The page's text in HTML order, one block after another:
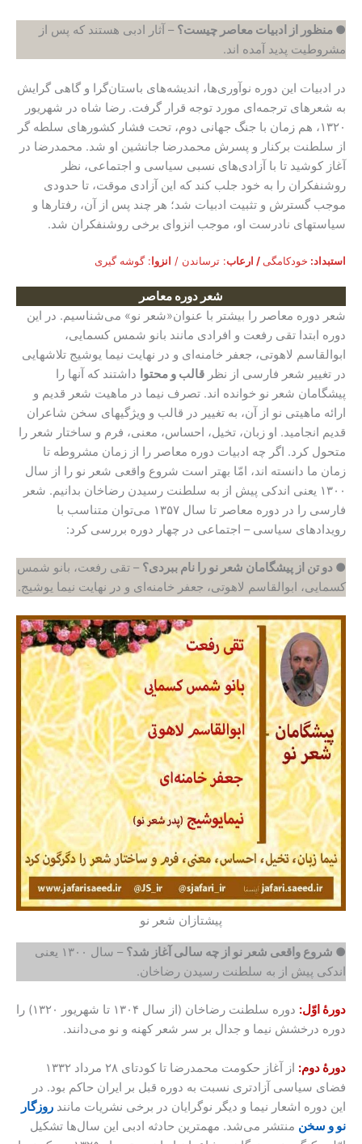
● منظور از ادبیات معاصر چیست؟ – آثار ادبی هستند که پس از
مشروطیت پدید آمده اند.
در ادبیات این دوره نوآوری‌ها، اندیشه‌های باستان‌گرا و گاهی گرایش
به شعرهای ترجمه‌‌ای مورد توجه قرار گرفت. رضا شاه در شهریور
۱۳۲۰، هم زمان با جنگ جهانی دوم، تحت فشار کشورهای سلطه گر
از سلطنت برکنار و پسرش محمدرضا جانشین او شد. محمدرضا در
آغاز کوشید تا با آزادی‌های نسبی سیاسی و اجتماعی، نظر
روشنفکران را به خود جلب کند که این آزادی موقت، تا حدودی
موجب گسترش و تثبیت ادبیات شد؛ هر چند پس از آن، رفتارها و
سیاستهای نادرست او، موجب انزوای برخی روشنفکران شد.
استبداد: خودکامگی / ارعاب: ترساندن / انزوا: گوشه گیری
شعر دوره معاصر
شعر دوره معاصر را بیشتر با عنوان«شعر نو» می‌شناسیم. در این
دوره ابتدا تقی رفعت و افرادی مانند بانو شمس کسمایی،
ابوالقاسم لاهوتی، جعفر خامنه‌‌ای و در نهایت نیما یوشیج تلاشهایی
در تغییر شعر فارسی از نظر قالب و محتوا داشتند که آنها را
پیشگامان شعر نو خوانده اند. تصرف نیما در ماهیت شعر قدیم و
ارائه ماهیتی نو از آن، به تغییر در قالب و ویژگیهای سخن شاعران
قدیم انجامید. او زبان، تخیل، احساس، معنی، فرم و ساختار شعر را
متحول کرد. اگر چه ادبیات دوره معاصر را از زمان مشروطه تا
زمان ما دانسته اند، امّا بهتر است شروع واقعی شعر نو را از سال
۱۳۰۰ یعنی اندکی پیش از به سلطنت رسیدن رضاخان بدانیم. شعر
فارسی را در دوره معاصر تا سال ۱۳۵۷ می‌توان متناسب با
رویدادهای سیاسی – اجتماعی در چهار دوره بررسی کرد:
● دو تن از پیشگامان شعر نو را نام ببردی؟ – تقی رفعت، بانو شمس
کسمایی، ابوالقاسم لاهوتی، جعفر خامنه‌‌ای و در نهایت نیما یوشیج.
پیشتازان شعر نو
● شروع واقعی شعر نو از چه سالی آغاز شد؟‌
– سال ۱۳۰۰ یعنی
اندکی پیش از به سلطنت رسیدن رضاخان.
دورۀ اوّل:
دوره سلطنت رضاخان (از سال ۱۳۰۴ تا شهریور ۱۳۲۰) را
دوره درخشش نیما و جدال بر سر شعر کهنه و نو می‌دانند.
دورۀ دوم:
از آغاز حکومت محمدرضا تا کودتای ۲۸ مرداد ۱۳۳۲
فضای سیاسی آزادتری نسبت به دوره قبل بر ایران حاکم بود. در
این دوره اشعار نیما و دیگر نوگرایان در برخی نشریات مانند روزگار
نو و سخن منتشر می‌شد. مهمترین حادثه ادبی این سال‌ها تشکیل